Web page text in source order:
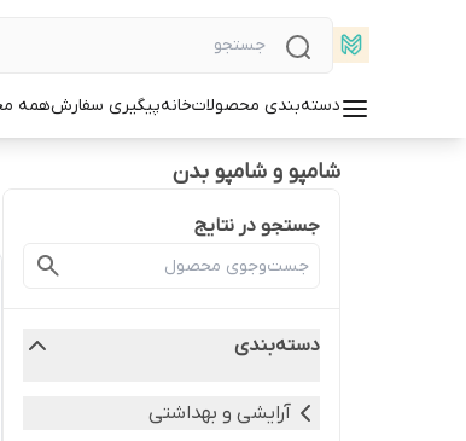
دسته‌بندی محصولاتخانهپیگیری سفارشهمه
شامپو و شامپو بدن
جستجو در نتایج
دسته‌بندی
آرایشی و بهداشتی